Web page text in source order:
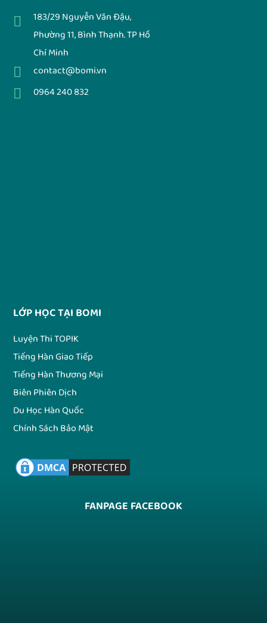
183/29 Nguyễn Văn Đậu,
Phường 11, Bình Thạnh. TP Hồ
Chí Minh
contact@bomi.vn
0964 240 832
LỚP HỌC TẠI BOMI
Luyện Thi TOPIK
Tiếng Hàn Giao Tiếp
Tiếng Hàn Thương Mại
Biên Phiên Dịch
Du Học Hàn Quốc
Chính Sách Bảo Mật
FANPAGE FACEBOOK